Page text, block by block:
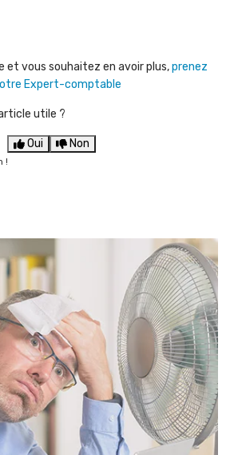
et vous souhaitez en avoir plus,prenez
Expert-comptable
utile ?
Oui Non
!